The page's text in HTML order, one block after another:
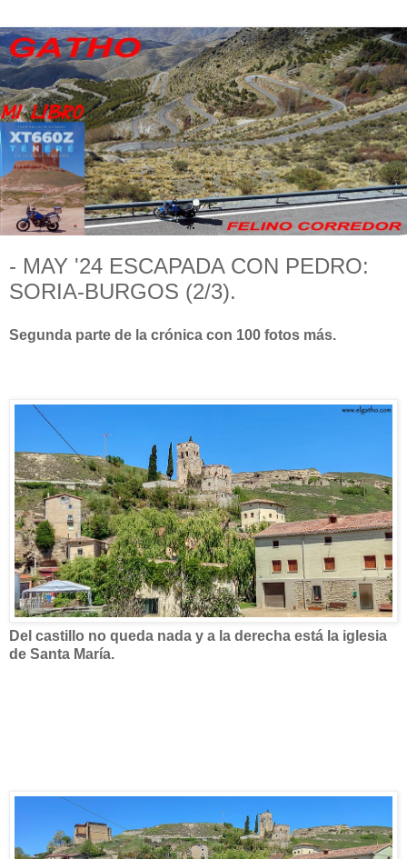
- MAY '24 ESCAPADA CON PEDRO:
SORIA-BURGOS (2/3).
Segunda parte de la crónica con 100 fotos más.
Del castillo no queda nada y a la derecha está la iglesia
de Santa María.